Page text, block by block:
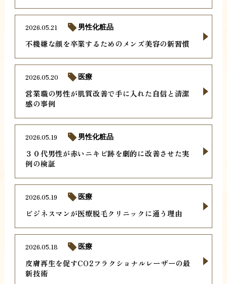
不機嫌な顔を卒業するためのメンズ美容の新習慣
2026.05.21 男性化粧品
営業職の男性が肌質改善で手に入れた自信と清潔
感の事例
2026.05.20 医療
３０代男性が赤いニキビ跡を劇的に改善させた実
例の検証
2026.05.19 男性化粧品
ビジネスマンが医療脱毛クリニックに通う理由
2026.05.19 医療
皮膚再生を促すCO2フラクショナルレーザーの最
新技術
2026.05.18 医療